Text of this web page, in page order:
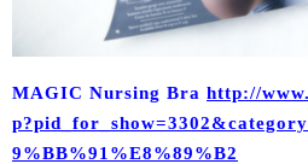
MAGIC Nursing Bra http://
9%BB%91%E8%89%B2